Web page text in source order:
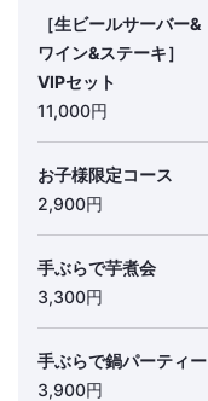
［生ビールサーバー&
ワイン&ステーキ］
VIPセット
11,000円
お子様限定コース
2,900円
手ぶらで芋煮会
3,300円
手ぶらで鍋パーティー
3,900円